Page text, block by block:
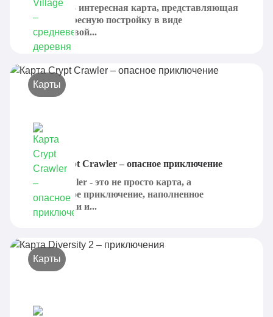
Elderwood - интересная карта, представляющая
собой интересную постройку в виде
средневековой...
Карты
Карта Crypt Crawler – опасное приключение
Crypt Crawler - это не просто карта, а
полноценное приключение, наполненное
опасностями и...
Карты